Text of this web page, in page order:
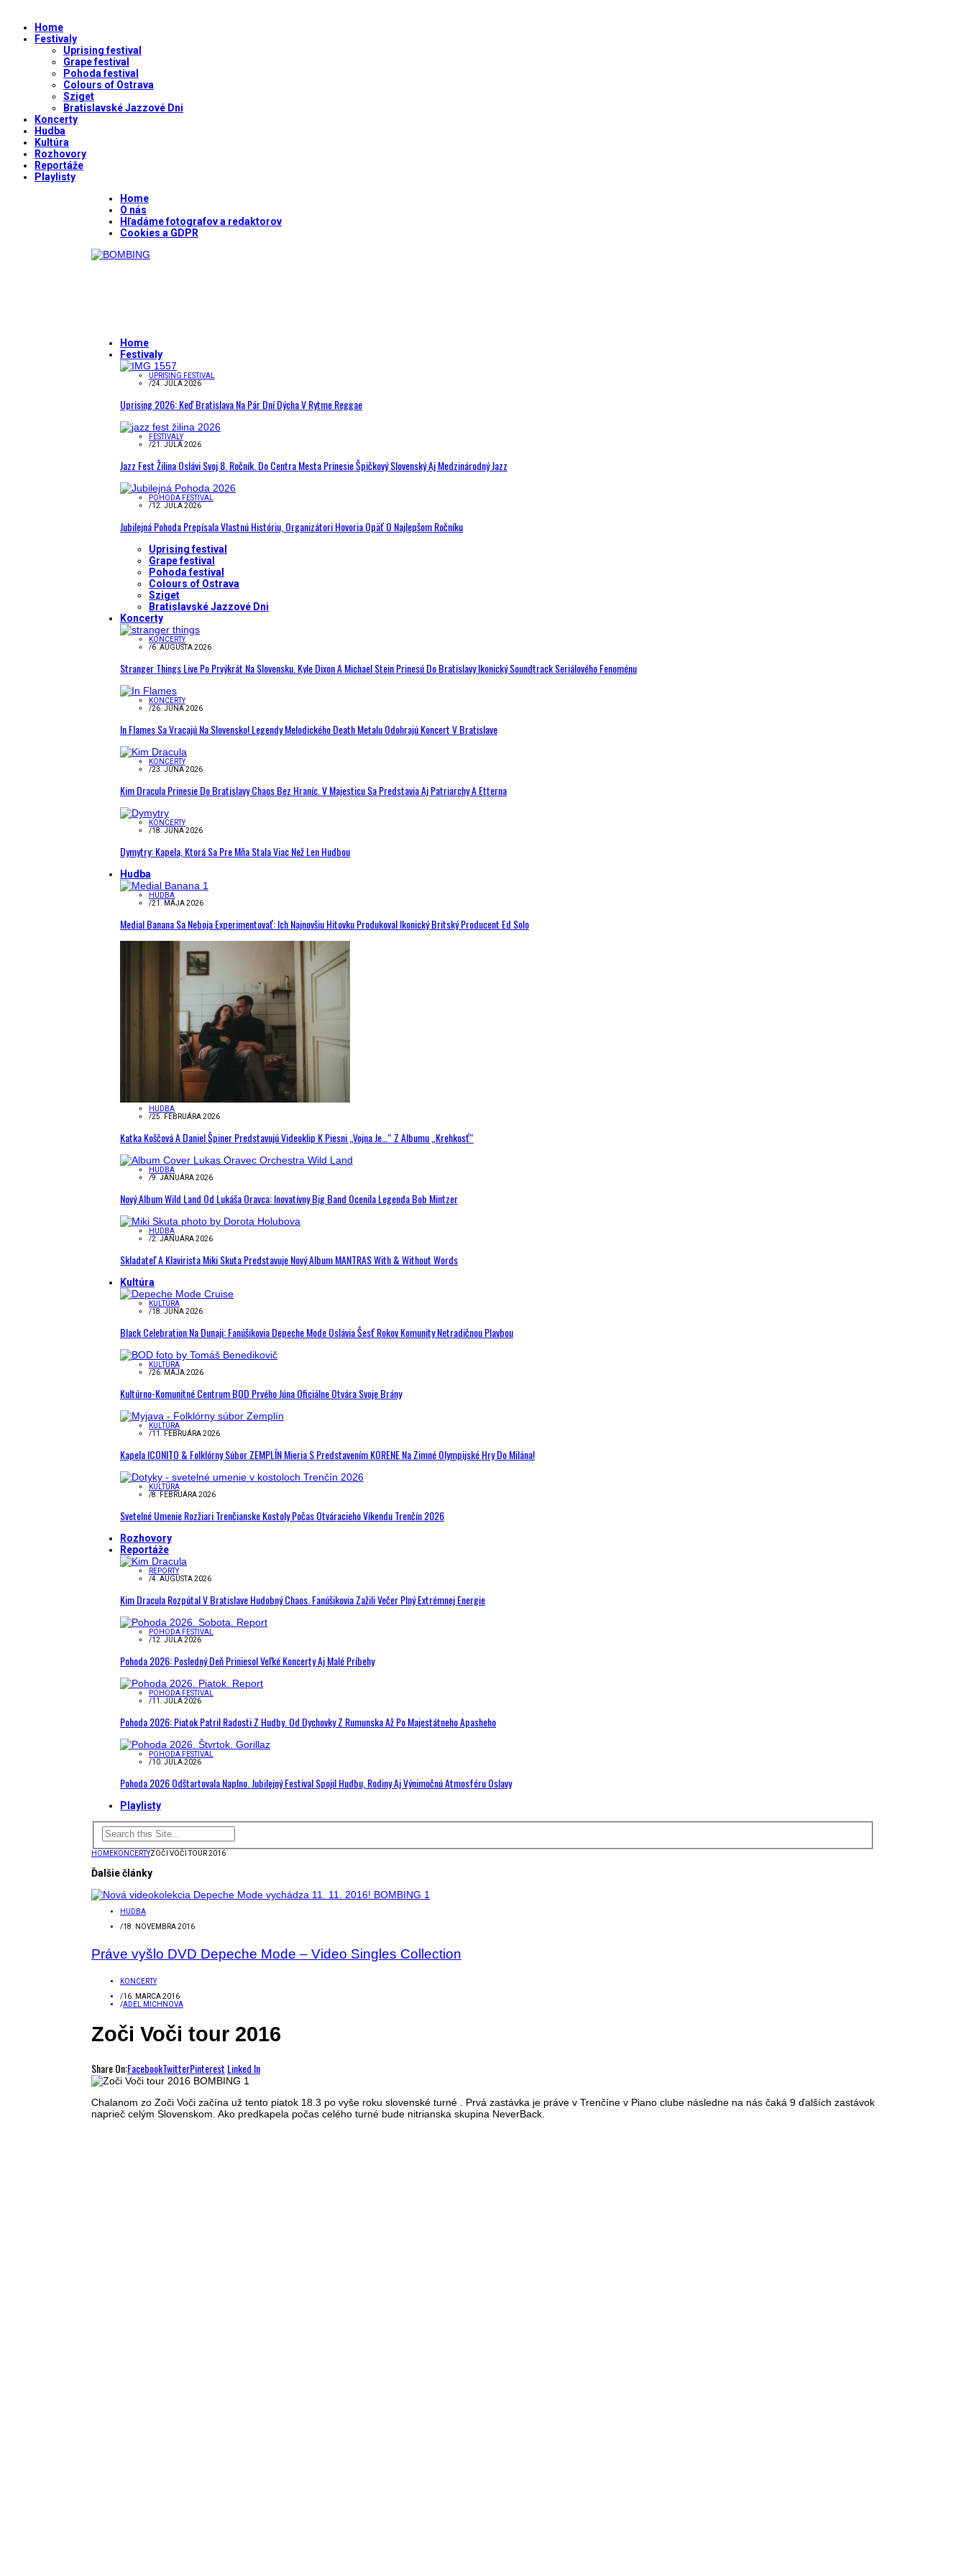
Home
Festivaly
Uprising festival
Grape festival
Pohoda festival
Colours of Ostrava
Sziget
Bratislavské Jazzové Dni
Koncerty
Hudba
Kultúra
Rozhovory
Reportáže
Playlisty
Home
O nás
Hľadáme fotografov a redaktorov
Cookies a GDPR
Home
Festivaly
UPRISING FESTIVAL
/24. JÚLA 2026
Uprising 2026: Keď Bratislava Na Pár Dní Dýcha V Rytme Reggae
FESTIVALY
/21. JÚLA 2026
Jazz Fest Žilina Oslávi Svoj 8. Ročník. Do Centra Mesta Prinesie Špičkový Slovenský Aj Medzinárodný Jazz
POHODA FESTIVAL
/12. JÚLA 2026
Jubilejná Pohoda Prepísala Vlastnú Históriu, Organizátori Hovoria Opäť O Najlepšom Ročníku
Uprising festival
Grape festival
Pohoda festival
Colours of Ostrava
Sziget
Bratislavské Jazzové Dni
Koncerty
KONCERTY
/6. AUGUSTA 2026
Stranger Things Live Po Prvýkrát Na Slovensku. Kyle Dixon A Michael Stein Prinesú Do Bratislavy Ikonický Soundtrack Seriálového Fenoménu
KONCERTY
/26. JÚNA 2026
In Flames Sa Vracajú Na Slovensko! Legendy Melodického Death Metalu Odohrajú Koncert V Bratislave
KONCERTY
/23. JÚNA 2026
Kim Dracula Prinesie Do Bratislavy Chaos Bez Hraníc. V Majesticu Sa Predstavia Aj Patriarchy A Etterna
KONCERTY
/18. JÚNA 2026
Dymytry: Kapela, Ktorá Sa Pre Mňa Stala Viac Než Len Hudbou
Hudba
HUDBA
/21. MÁJA 2026
Medial Banana Sa Neboja Experimentovať: Ich Najnovšiu Hitovku Produkoval Ikonický Britský Producent Ed Solo
HUDBA
/25. FEBRUÁRA 2026
Katka Koščová A Daniel Špiner Predstavujú Videoklip K Piesni „Vojna Je…“ Z Albumu „Krehkosť“
HUDBA
/9. JANUÁRA 2026
Nový Album Wild Land Od Lukáša Oravca: Inovatívny Big Band Ocenila Legenda Bob Mintzer
HUDBA
/2. JANUÁRA 2026
Skladateľ A Klavirista Miki Skuta Predstavuje Nový Album MANTRAS With & Without Words
Kultúra
KULTÚRA
/18. JÚNA 2026
Black Celebration Na Dunaji: Fanúšikovia Depeche Mode Oslávia Šesť Rokov Komunity Netradičnou Plavbou
KULTÚRA
/26. MÁJA 2026
Kultúrno-Komunitné Centrum BOD Prvého Júna Oficiálne Otvára Svoje Brány
KULTÚRA
/11. FEBRUÁRA 2026
Kapela ICONITO & Folklórny Súbor ZEMPLÍN Mieria S Predstavením KORENE Na Zimné Olympijské Hry Do Milána!
KULTÚRA
/8. FEBRUÁRA 2026
Svetelné Umenie Rozžiari Trenčianske Kostoly Počas Otváracieho Víkendu Trenčín 2026
Rozhovory
Reportáže
REPORTY
/4. AUGUSTA 2026
Kim Dracula Rozpútal V Bratislave Hudobný Chaos. Fanúšikovia Zažili Večer Plný Extrémnej Energie
POHODA FESTIVAL
/12. JÚLA 2026
Pohoda 2026: Posledný Deň Priniesol Veľké Koncerty Aj Malé Príbehy
POHODA FESTIVAL
/11. JÚLA 2026
Pohoda 2026: Piatok Patril Radosti Z Hudby. Od Dychovky Z Rumunska Až Po Majestátneho Apasheho
POHODA FESTIVAL
/10. JÚLA 2026
Pohoda 2026 Odštartovala Naplno. Jubilejný Festival Spojil Hudbu, Rodiny Aj Výnimočnú Atmosféru Oslavy
Playlisty
HOMEKONCERTYZOČI VOČI TOUR 2016
Ďalšie články
HUDBA
/18. NOVEMBRA 2016
Práve vyšlo DVD Depeche Mode – Video Singles Collection
KONCERTY
/16. MARCA 2016
/ADEL MICHNOVA
Zoči Voči tour 2016
Share On:FacebookTwitterPinterest Linked In
Chalanom zo Zoči Voči začína už tento piatok 18.3 po vyše roku slovenské turné . Prvá zastávka je práve v Trenčíne v Piano clube následne na nás čaká 9 ďalších zastávok
naprieč celým Slovenskom. Ako predkapela počas celého turné bude nitrianska skupina NeverBack.